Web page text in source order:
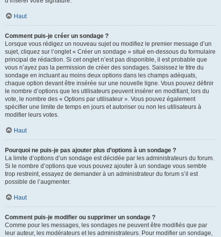
Haut
Comment puis-je créer un sondage ?
Lorsque vous rédigez un nouveau sujet ou modifiez le premier message d’un
sujet, cliquez sur l’onglet « Créer un sondage » situé en-dessous du formulaire
principal de rédaction. Si cet onglet n’est pas disponible, il est probable que
vous n’ayez pas la permission de créer des sondages. Saisissez le titre du
sondage en incluant au moins deux options dans les champs adéquats,
chaque option devant être insérée sur une nouvelle ligne. Vous pouvez définir
le nombre d’options que les utilisateurs peuvent insérer en modifiant, lors du
vote, le nombre des « Options par utilisateur ». Vous pouvez également
spécifier une limite de temps en jours et autoriser ou non les utilisateurs à
modifier leurs votes.
Haut
Pourquoi ne puis-je pas ajouter plus d’options à un sondage ?
La limite d’options d’un sondage est décidée par les administrateurs du forum.
Si le nombre d’options que vous pouvez ajouter à un sondage vous semble
trop restreint, essayez de demander à un administrateur du forum s’il est
possible de l’augmenter.
Haut
Comment puis-je modifier ou supprimer un sondage ?
Comme pour les messages, les sondages ne peuvent être modifiés que par
leur auteur, les modérateurs et les administrateurs. Pour modifier un sondage,